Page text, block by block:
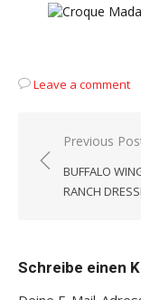
Leave a comment
Previous
BUFFALO
RANCH
Schreibe einen